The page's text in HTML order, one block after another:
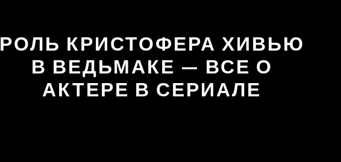
РОЛЬ КРИСТОФЕРА ХИВЬЮ
В ВЕДЬМАКЕ — ВСЕ О
АКТЕРЕ В СЕРИАЛЕ